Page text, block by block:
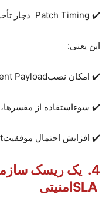
Patch Timing ✔️ دچار
این یعنی:
✔️ امکان نصبPayload
✔️ سوءاستفاده از مفسرها،
✔️ افزایش احتمال موفقیت
4. یک ریسک
SLAامنیتی